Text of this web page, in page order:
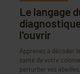
Le langage
l'ouvrir
Apprenez à décoder
santé de votre
perturber vos